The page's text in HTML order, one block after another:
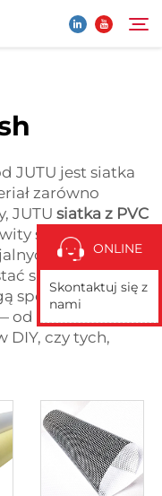
ONLINE
Skontaktuj się z
nami
JUTU jest siatka
zarówno
JUTU siatka z PVC
sposób wiele
siatkę PVC do
spełniać
od
czy tych,